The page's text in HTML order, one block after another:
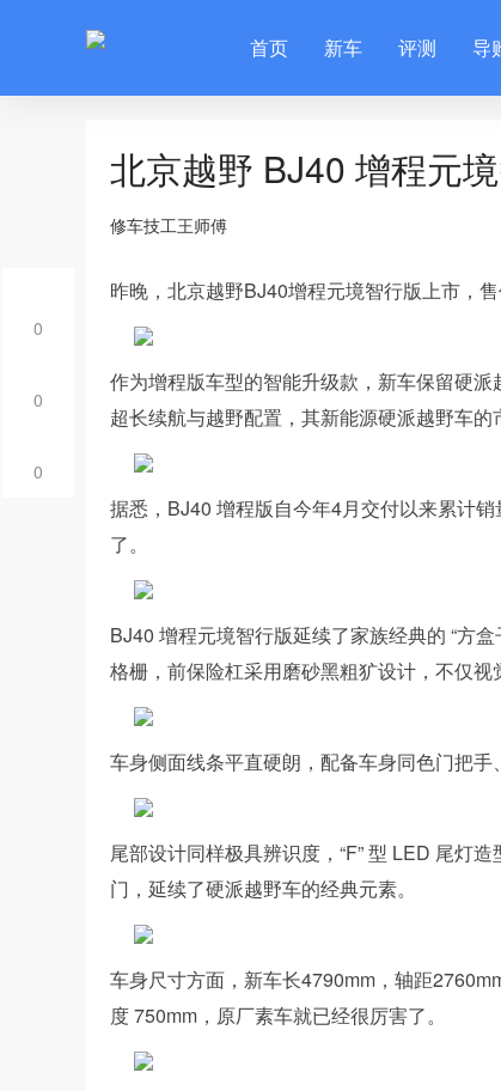
首页 新车 评测 导
0
0
0
北京越野 BJ40 增程元
修车技工王师傅
昨晚，北京越野BJ40增程元境智行版上市，
作为增程版车型的智能升级款，新车保留硬
超长续航与越野配置，其新能源硬派越野车的
据悉，BJ40 增程版自今年4月交付以来累计
了。
BJ40 增程元境智行版延续了家族经典的 “方
格栅，前保险杠采用磨砂黑粗犷设计，不仅视
车身侧面线条平直硬朗，配备车身同色门把手
尾部设计同样极具辨识度，“F” 型 LED 尾灯
门，延续了硬派越野车的经典元素。
车身尺寸方面，新车长4790mm，轴距
度 750mm，原厂素车就已经很厉害了。